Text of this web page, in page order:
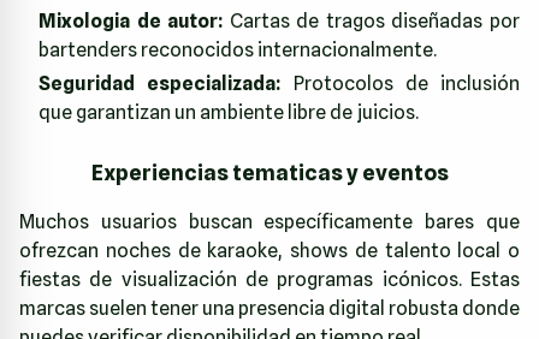
Mixologia de autor: Cartas de tragos diseñadas por
bartenders reconocidos internacionalmente.
Seguridad especializada: Protocolos de inclusión
que garantizan un ambiente libre de juicios.
Experiencias tematicas y eventos
Muchos usuarios buscan específicamente bares que
ofrezcan noches de karaoke, shows de talento local o
fiestas de visualización de programas icónicos. Estas
marcas suelen tener una presencia digital robusta donde